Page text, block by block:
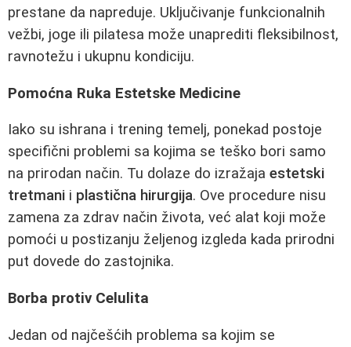
prestane da napreduje. Uključivanje funkcionalnih
vežbi, joge ili pilatesa može unaprediti fleksibilnost,
ravnotežu i ukupnu kondiciju.
Pomoćna Ruka Estetske Medicine
Iako su ishrana i trening temelj, ponekad postoje
specifični problemi sa kojima se teško bori samo
na prirodan način. Tu dolaze do izražaja estetski
tretmani i plastična hirurgija. Ove procedure nisu
zamena za zdrav način života, već alat koji može
pomoći u postizanju željenog izgleda kada prirodni
put dovede do zastojnika.
Borba protiv Celulita
Jedan od najčešćih problema sa kojim se